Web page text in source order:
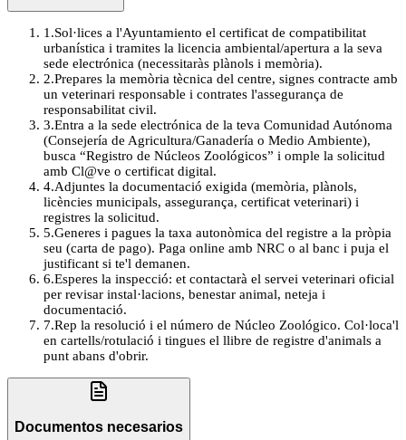
1 .Sol·lices a l'Ayuntamiento el certificat de compatibilitat
urbanística i tramites la licencia ambiental/apertura a la seva
sede electrónica (necessitaràs plànols i memòria).
2.Prepares la memòria tècnica del centre, signes contracte amb
un veterinari responsable i contrates l'assegurança de
responsabilitat civil.
3.Entra a la sede electrónica de la teva Comunidad Autónoma
(Consejería de Agricultura/Ganadería o Medio Ambiente),
busca “Registro de Núcleos Zoológicos” i omple la solicitud
amb Cl@ve o certificat digital.
4.Adjuntes la documentació exigida (memòria, plànols,
licències municipals, assegurança, certificat veterinari) i
registres la solicitud.
5.Generes i pagues la taxa autonòmica del registre a la pròpia
seu (carta de pago). Paga online amb NRC o al banc i puja el
justificant si te'l demanen.
6.Esperes la inspecció: et contactarà el servei veterinari oficial
per revisar instal·lacions, benestar animal, neteja i
documentació.
7.Rep la resolució i el número de Núcleo Zoológico. Col·loca'l
en cartells/rotulació i tingues el llibre de registre d'animals a
punt abans d'obrir.
Documentos necesarios